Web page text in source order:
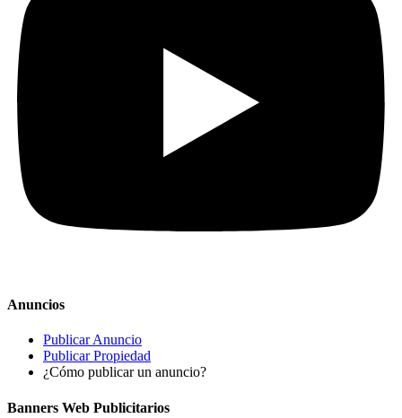
Anuncios
Publicar Anuncio
Publicar Propiedad
¿Cómo publicar un anuncio?
Banners Web Publicitarios